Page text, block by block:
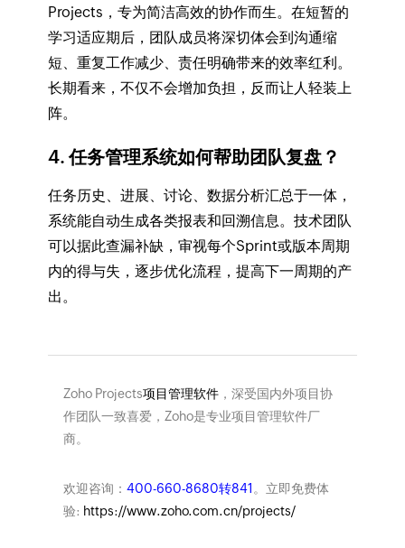
Projects，专为简洁高效的协作而生。在短暂的
学习适应期后，团队成员将深切体会到沟通缩
短、重复工作减少、责任明确带来的效率红利。
长期看来，不仅不会增加负担，反而让人轻装上
阵。
4. 任务管理系统如何帮助团队复盘？
任务历史、进展、讨论、数据分析汇总于一体，
系统能自动生成各类报表和回溯信息。技术团队
可以据此查漏补缺，审视每个Sprint或版本周期
内的得与失，逐步优化流程，提高下一周期的产
出。
Zoho Projects项目管理软件，深受国内外项目协
作团队一致喜爱，Zoho是专业项目管理软件厂
商。
欢迎咨询： 400-660-8680转841 。立即免费体
验: https://www.zoho.com.cn/projects/